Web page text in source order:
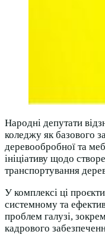
Народні депутати
коледжу як базового
деревообробної та
ініціативу щодо
транспортування
У комплексі ці
системному та
проблем галузі,
кадрового